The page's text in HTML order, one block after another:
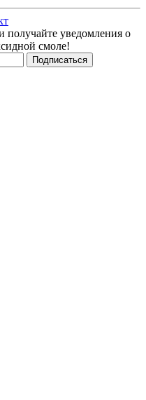
уведомления о
смоле!